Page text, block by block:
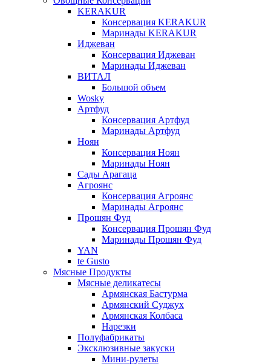
KERAKUR
Консервация KERAKUR
Маринады KERAKUR
Иджеван
Консервация Иджеван
Маринады Иджеван
ВИТАЛ
Большой объем
Wosky
Артфуд
Консервация Артфуд
Маринады Артфуд
Ноян
Консервация Ноян
Маринады Ноян
Сады Арагаца
Агроянс
Консервация Агроянс
Маринады Агроянс
Прошян Фуд
Консервация Прошян Фуд
Маринады Прошян Фуд
YAN
te Gusto
Мясные Продукты
Мясные деликатесы
Армянская Бастурма
Армянский Суджух
Армянская Колбаса
Нарезки
Полуфабрикаты
Эксклюзивные закуски
Мини-рулеты